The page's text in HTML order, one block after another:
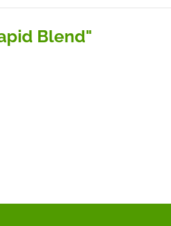
Blend"